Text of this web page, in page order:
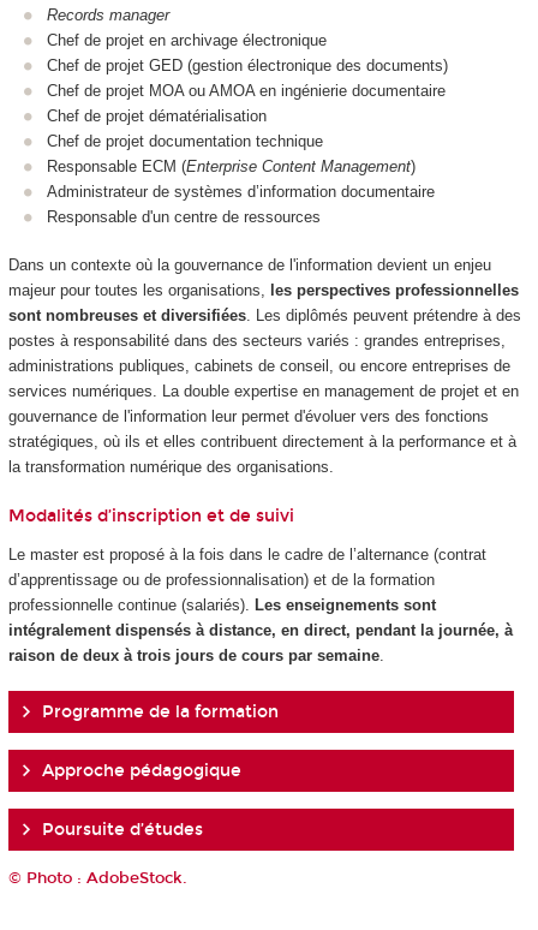
Records manager
Chef de projet en archivage électronique
Chef de projet GED (gestion électronique des documents)
Chef de projet MOA ou AMOA en ingénierie documentaire
Chef de projet dématérialisation
Chef de projet documentation technique
Responsable ECM (Enterprise Content Management)
Administrateur de systèmes d’information documentaire
Responsable d'un centre de ressources
Dans un contexte où la gouvernance de l'information devient un enjeu
majeur pour toutes les organisations, les perspectives professionnelles
sont nombreuses et diversifiées. Les diplômés peuvent prétendre à des
postes à responsabilité dans des secteurs variés : grandes entreprises,
administrations publiques, cabinets de conseil, ou encore entreprises de
services numériques. La double expertise en management de projet et en
gouvernance de l'information leur permet d'évoluer vers des fonctions
stratégiques, où ils et elles contribuent directement à la performance et à
la transformation numérique des organisations.
Modalités d’inscription et de suivi
Le master est proposé à la fois dans le cadre de l’alternance(contrat
d’apprentissage ou de professionnalisation) et de la formation
professionnelle continue (salariés). Les enseignements sont
intégralement dispensés à distance, en direct, pendant la journée, à
raison de deux à trois jours de cours par semaine.
Programme de la formation
Approche pédagogique
Poursuite d’études
© Photo : AdobeStock.